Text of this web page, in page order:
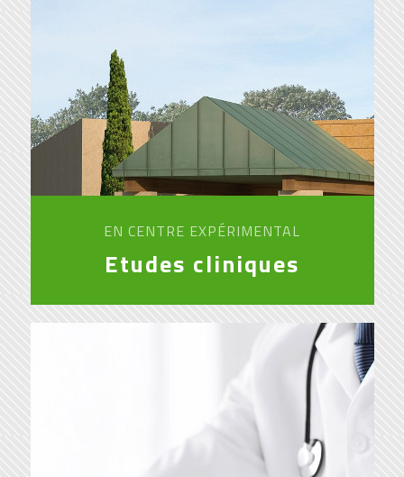
EN CENTRE EXPÉRIMENTAL
Etudes cliniques